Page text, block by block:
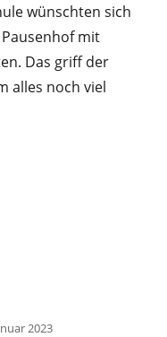
wünschten sich
mit
Das griff der
alles noch viel
2023